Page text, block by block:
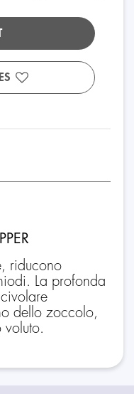
riducono
La profonda
dello zoccolo,
voluto.